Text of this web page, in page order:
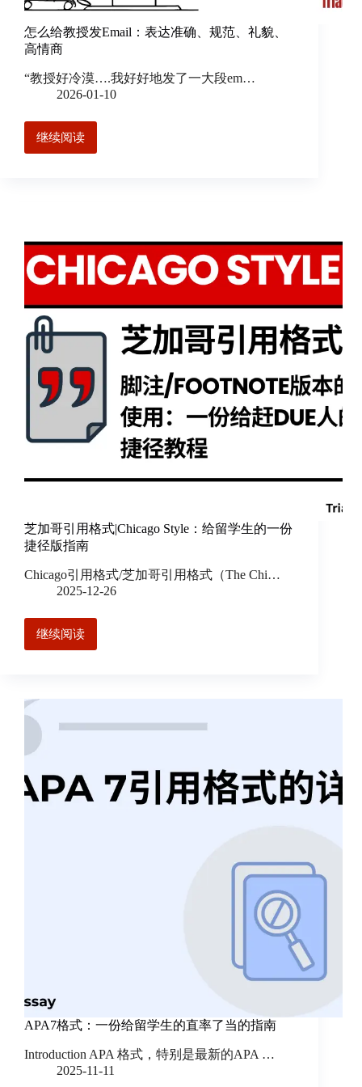
怎么给教授发Email：表达准确、规范、礼貌、
高情商
“教授好冷漠….我好好地发了一大段em…
2026-01-10
继续阅读
芝加哥引用格式|Chicago Style：给留学生的一份
捷径版指南
Chicago引用格式/芝加哥引用格式（The Chi…
2025-12-26
继续阅读
APA7格式：一份给留学生的直率了当的指南
Introduction APA 格式，特别是最新的APA …
2025-11-11